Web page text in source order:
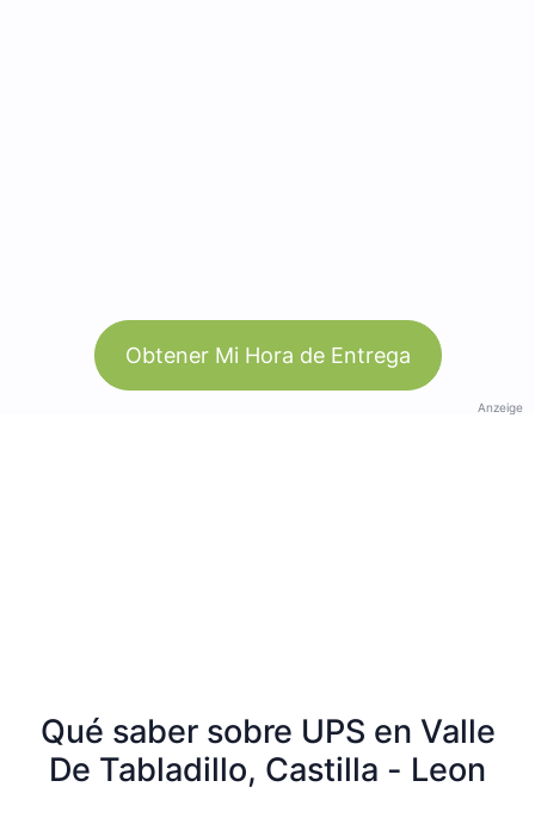
Obtener Mi Hora de Entrega
Anzeige
Qué saber sobre UPS en Valle
De Tabladillo, Castilla - Leon